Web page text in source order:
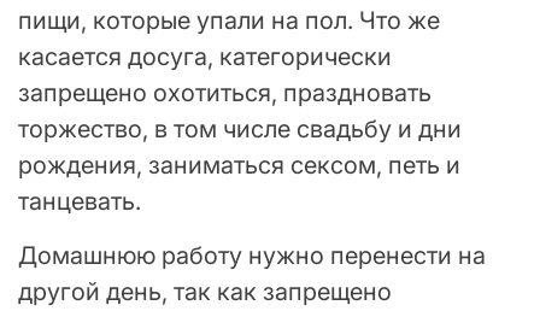
пищи, которые упали на пол. Что же
касается досуга, категорически
запрещено охотиться, праздновать
торжество, в том числе свадьбу и дни
рождения, заниматься сексом, петь и
танцевать.
Домашнюю работу нужно перенести на
другой день, так как запрещено